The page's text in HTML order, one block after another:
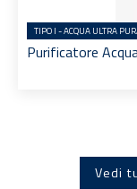
TIPO I - ACQUA ULTRA
Purificatore
Vedi